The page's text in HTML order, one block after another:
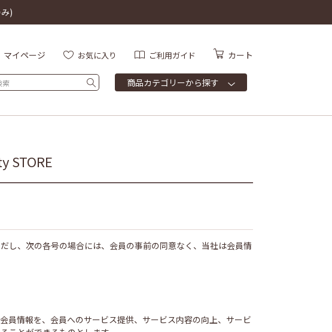
)
マイページ お気に入り ご利用ガイド カート
商品カテゴリーから探す
STORE
し、次の各号の場合には、会員の事前の同意なく、当社は会員情
員情報を、会員へのサービス提供、サービス内容の向上、サービ